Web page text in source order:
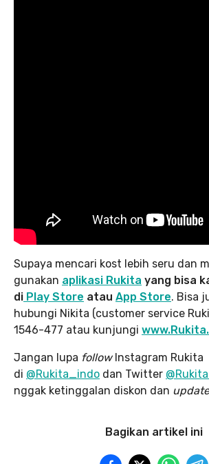
Supaya mencari kost lebih seru dan
gunakan aplikasi Rukita yang bisa
di Play Store atau App Store. Bisa
hubungi Nikita (customer service
1546-477 atau kunjungi
Jangan lupa followInstagram Rukita
di @Rukita_indo dan Twitter
nggak ketinggalan diskon dan
Bagikan artikel ini